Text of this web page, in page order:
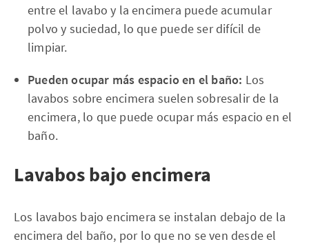
entre el lavabo y la encimera puede acumular
polvo y suciedad, lo que puede ser difícil de
limpiar.
Pueden ocupar más espacio en el baño: Los
lavabos sobre encimera suelen sobresalir de la
encimera, lo que puede ocupar más espacio en el
baño.
Lavabos bajo encimera
Los lavabos bajo encimera se instalan debajo de la
encimera del baño, por lo que no se ven desde el